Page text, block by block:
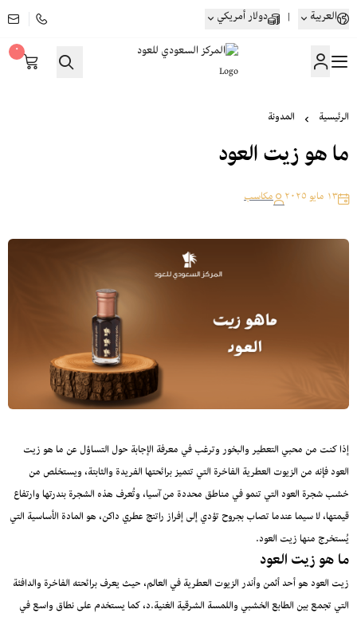
العربية | دولار أمريكي
المركز السعودي للعود
٠
الرئيسية المدونة
ما هو زيت العود
١٣ مايو ٢٠٢٥ مكاسب
إذا كنت من محبي التعطير والبخور وترغب في معرفة الإجابة حول التساؤل عن ما هو زيت
العود فإنه من الزيوت العطرية الفاخرة التي تتميز برائحتها الفريدة والثابتة، ويستخلص من
خشب شجرة العود التي تنمو في مناطق محددة من آسيا، وتُعرف هذه الشجرة بندرتها وارتفاع
قيمتها، لا سيما عندما تصاب بجروح تؤدي إلى إفراز راتنج عطري داكن، هو المادة الأساسية التي
يُستخرج منها زيت العود.
ما هو زيت العود
زيت العود هو أحد أثمن وأندر الزيوت العطرية في العالم، حيث يعرف برائحته الفاخرة والدافئة
التي تجمع بين الطابع الخشبي واللمسة الشرقية الغنية.د، كما يستخدم على نطاق واسع في